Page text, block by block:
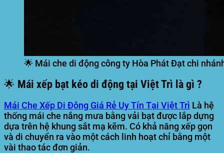
🌟 Mái che di động công ty Hòa Phát Đạt chi
🌟 Mái xếp bạt kéo di động tại Việt Trì là gì ?
Mái Che Xếp Di Động Giá Rẻ Uy Tín Tại Việt Trì Là hệ
thống mái che nắng mưa bằng vải bạt được lắp dựng
dựa trên hệ khung sắt mạ kẽm. Có khả năng xếp gọn
và di chuyển ra vào một cách linh hoạt chỉ bằng một
vài thao tác đơn giản.